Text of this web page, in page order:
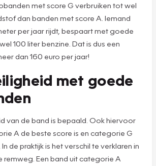
met score G verbruiken tot wel
dan banden met score A. Iemand
per jaar rijdt, bespaart met goede
100 liter benzine. Dat is dus een
dan 160 euro per jaar!
met goede
van de band is bepaald. Ook hiervoor
A de beste score is en categorie G
de praktijk is het verschil te verklaren in
remweg. Een band uit categorie A